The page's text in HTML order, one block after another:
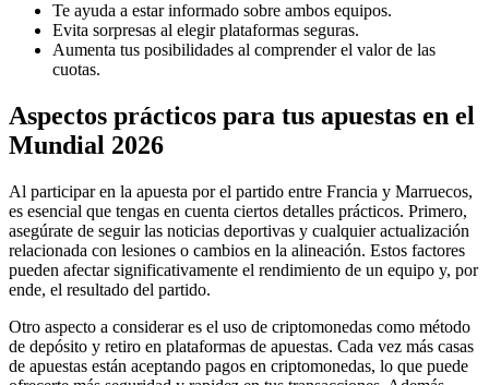
Te ayuda a estar informado sobre ambos equipos.
Evita sorpresas al elegir plataformas seguras.
Aumenta tus posibilidades al comprender el valor de las
cuotas.
Aspectos prácticos para tus apuestas en el
Mundial 2026
Al participar en la apuesta por el partido entre Francia y Marruecos,
es esencial que tengas en cuenta ciertos detalles prácticos. Primero,
asegúrate de seguir las noticias deportivas y cualquier actualización
relacionada con lesiones o cambios en la alineación. Estos factores
pueden afectar significativamente el rendimiento de un equipo y, por
ende, el resultado del partido.
Otro aspecto a considerar es el uso de criptomonedas como método
de depósito y retiro en plataformas de apuestas. Cada vez más casas
de apuestas están aceptando pagos en criptomonedas, lo que puede